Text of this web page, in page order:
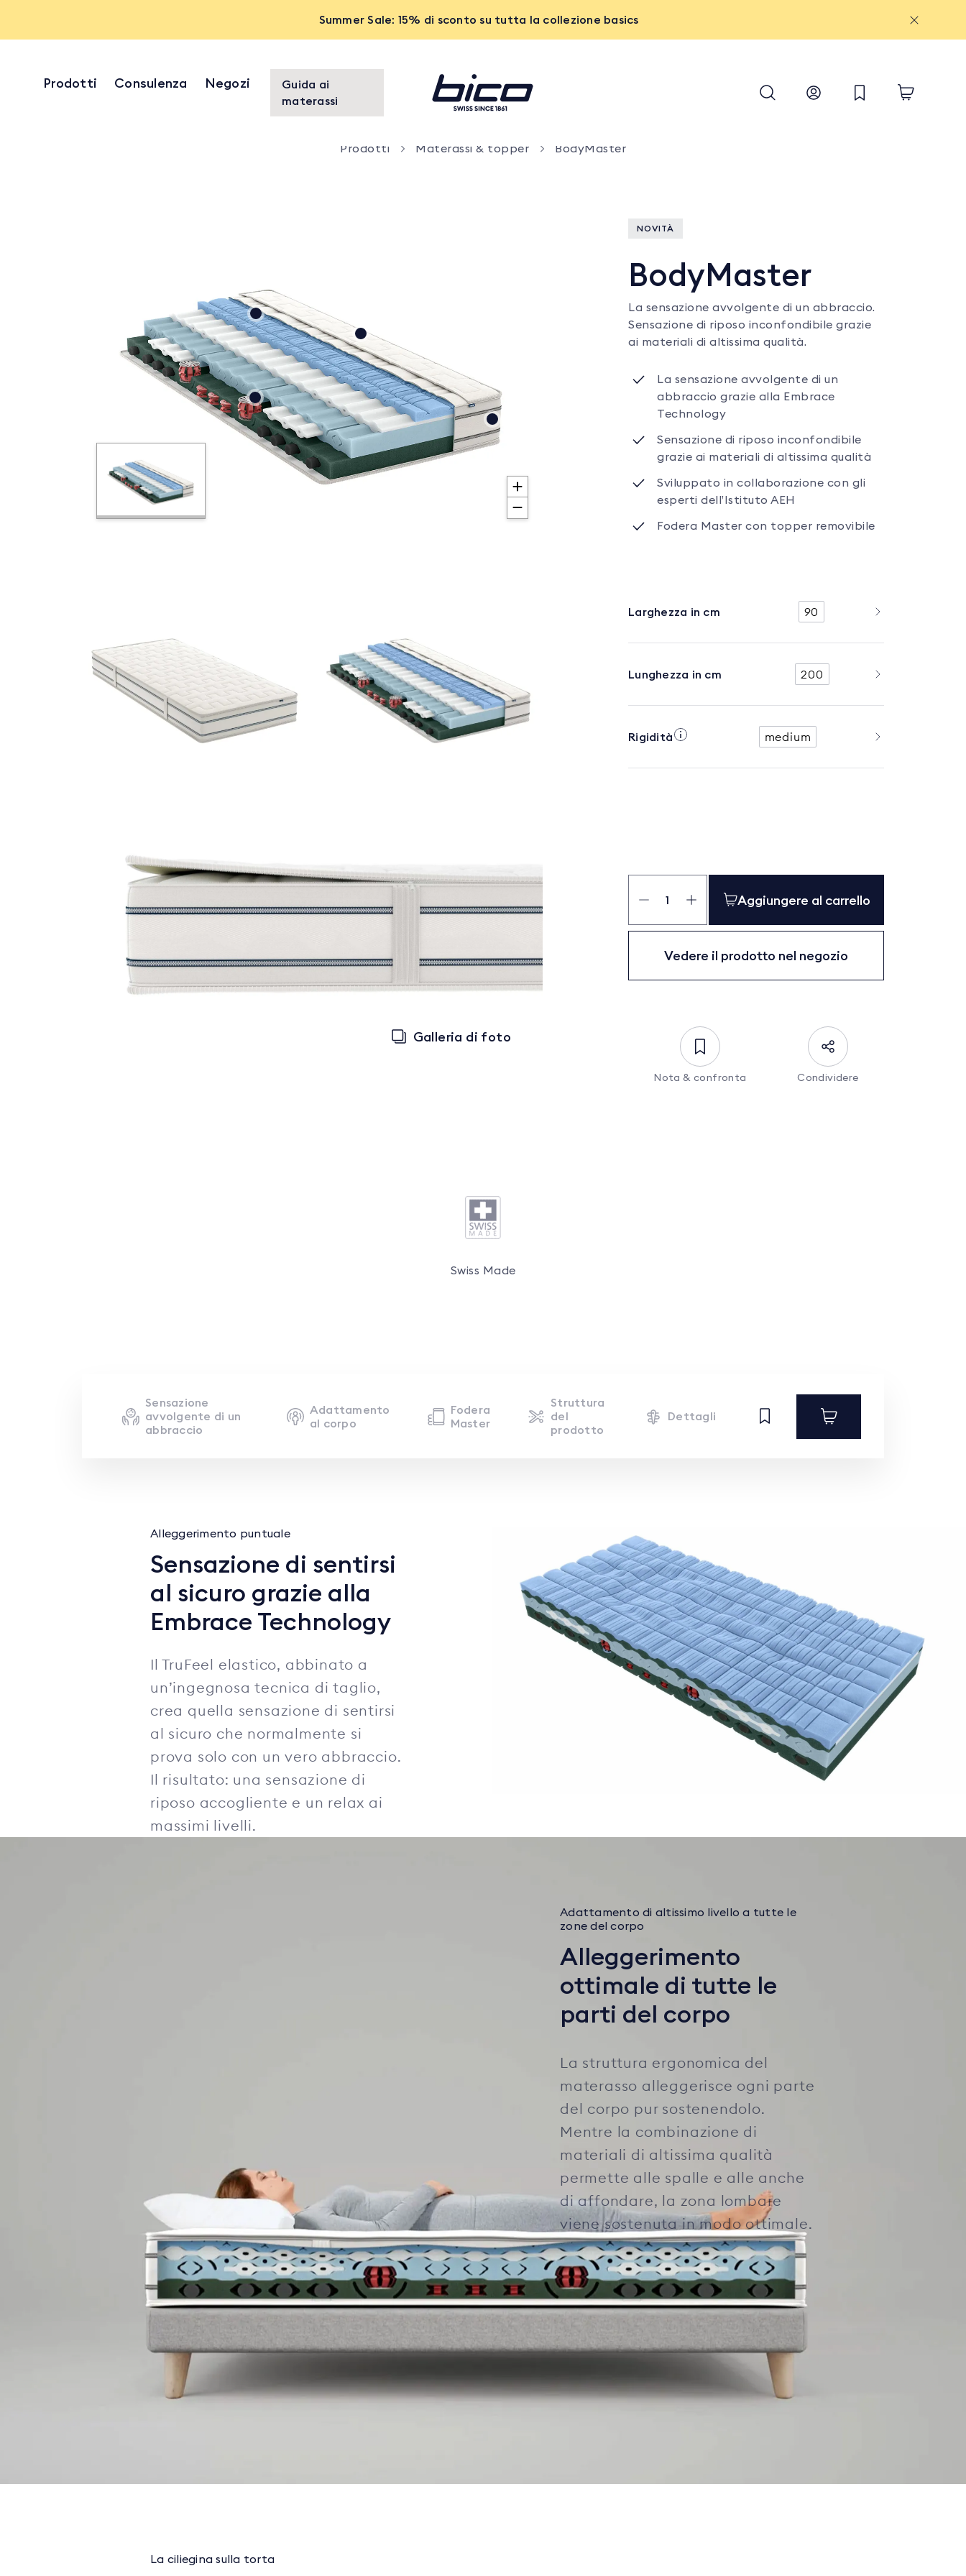
Summer Sale: 15% di sconto su tutta la collezione basics
Prodotti Consulenza Negozi
Guida ai
materassi
Prodotti Materassi & topper BodyMaster
Galleria di foto
NOVITÀ
BodyMaster
La sensazione avvolgente di un abbraccio.
Sensazione di riposo inconfondibile grazie
ai materiali di altissima qualità.
La sensazione avvolgente di un
abbraccio grazie alla Embrace
Technology
Sensazione di riposo inconfondibile
grazie ai materiali di altissima qualità
Sviluppato in collaborazione con gli
esperti dell’Istituto AEH
Fodera Master con topper removibile
Larghezza in cm 90
Lunghezza in cm 200
Rigidità medium
quantità
Aggiungere al carrello
Vedere il prodotto nel negozio
Nota & confronta Condividere
Swiss Made
Sensazione
avvolgente di un
abbraccio
Adattamento
al corpo
Fodera
Master
Struttura
del
prodotto
Dettagli
Alleggerimento puntuale
Sensazione di sentirsi
al sicuro grazie alla
Embrace Technology
Il TruFeel elastico, abbinato a
un’ingegnosa tecnica di taglio,
crea quella sensazione di sentirsi
al sicuro che normalmente si
prova solo con un vero abbraccio.
Il risultato: una sensazione di
riposo accogliente e un relax ai
massimi livelli.
Adattamento di altissimo livello a tutte le
zone del corpo
Alleggerimento
ottimale di tutte le
parti del corpo
La struttura ergonomica del
materasso alleggerisce ogni parte
del corpo pur sostenendolo.
Mentre la combinazione di
materiali di altissima qualità
permette alle spalle e alle anche
di affondare, la zona lombare
viene sostenuta in modo ottimale.
La ciliegina sulla torta